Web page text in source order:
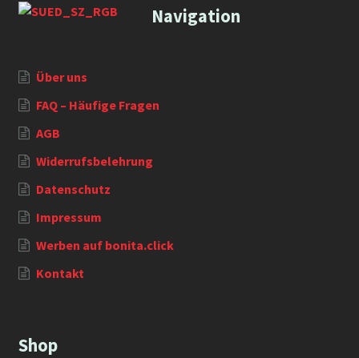
Navigation
Über uns
FAQ – Häufige Fragen
AGB
Widerrufsbelehrung
Datenschutz
Impressum
Werben auf bonita.click
Kontakt
Shop